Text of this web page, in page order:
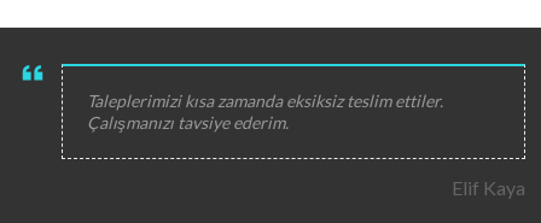
Taleplerimizi kısa zamanda eksiksiz teslim ettiler.
Çalışmanızı tavsiye ederim.
Elif Kaya